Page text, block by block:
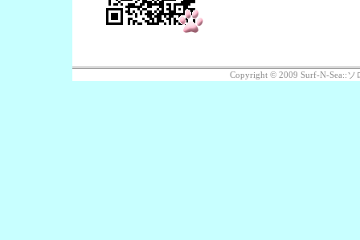
Copyright © 2009 Surf-N-Sea::